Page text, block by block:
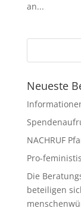
an...
Neueste
NACHRUF
Pro-
Die
beteiligen